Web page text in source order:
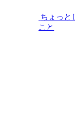
ちょっと
こと